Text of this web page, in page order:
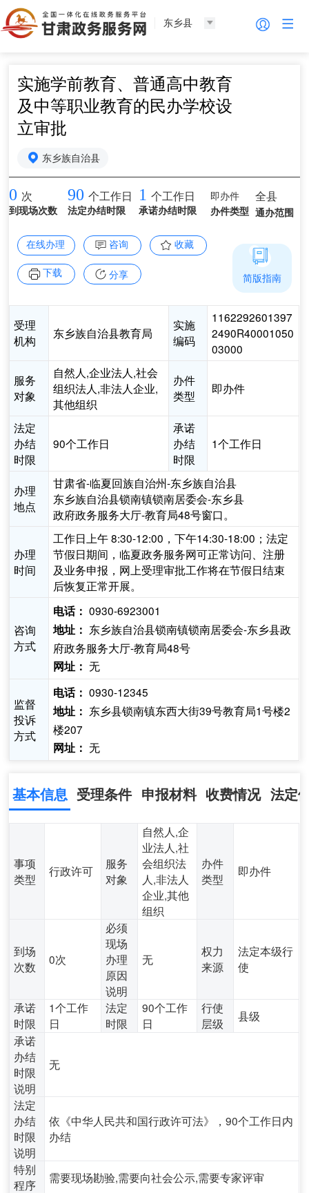
东乡县
实施学前教育、普通高中教育
及中等职业教育的民办学校设
立审批
东乡族自治县
0 次
到现场次数
90 个工作日
法定办结时限
1 个工作日
承诺办结时限
即办件
办件类型
全县
通办范围
在线办理 咨询 收藏
下载 分享
受理
机构
东乡族自治县教育局
实施
编码
1162292601397
2490R40001050
03000
服务
对象
自然人,企业法人,社会
组织法人,非法人企业,
其他组织
办件
类型
即办件
法定
办结
时限
90个工作日
承诺
办结
时限
1个工作日
办理
地点
甘肃省-临夏回族自治州-东乡族自治县
东乡族自治县锁南镇锁南居委会-东乡县
政府政务服务大厅-教育局48号窗口。
办理
时间
工作日上午 8:30-12:00，下午14:30-18:00；法定
节假日期间，临夏政务服务网可正常访问、注册
及业务申报，网上受理审批工作将在节假日结束
后恢复正常开展。
咨询
方式
电话： 0930-6923001
地址： 东乡族自治县锁南镇锁南居委会-东乡县政
府政务服务大厅-教育局48号
网址： 无
监督
投诉
方式
电话： 0930-12345
地址： 东乡县锁南镇东西大街39号教育局1号楼2
楼207
网址： 无
简版指南
基本信息 受理条件 申报材料 收费情况 法定
事项
类型
行政许可
服务
对象
自然人,企
业法人,社
会组织法
人,非法人
企业,其他
组织
办件
类型
即办件
到场
次数
0次
必须
现场
办理
原因
说明
无
权力
来源
法定本级行
使
承诺
时限
1个工作
日
法定
时限
90个工作
日
行使
层级
县级
承诺
办结
时限
说明
无
法定
办结
时限
说明
依《中华人民共和国行政许可法》，90个工作日内
办结
特别
程序
需要现场勘验,需要向社会公示,需要专家评审